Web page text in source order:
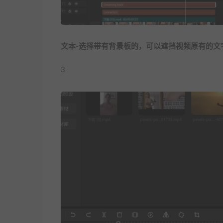
文本-选择带有背景板的，可以遮挡视频原有的文
3